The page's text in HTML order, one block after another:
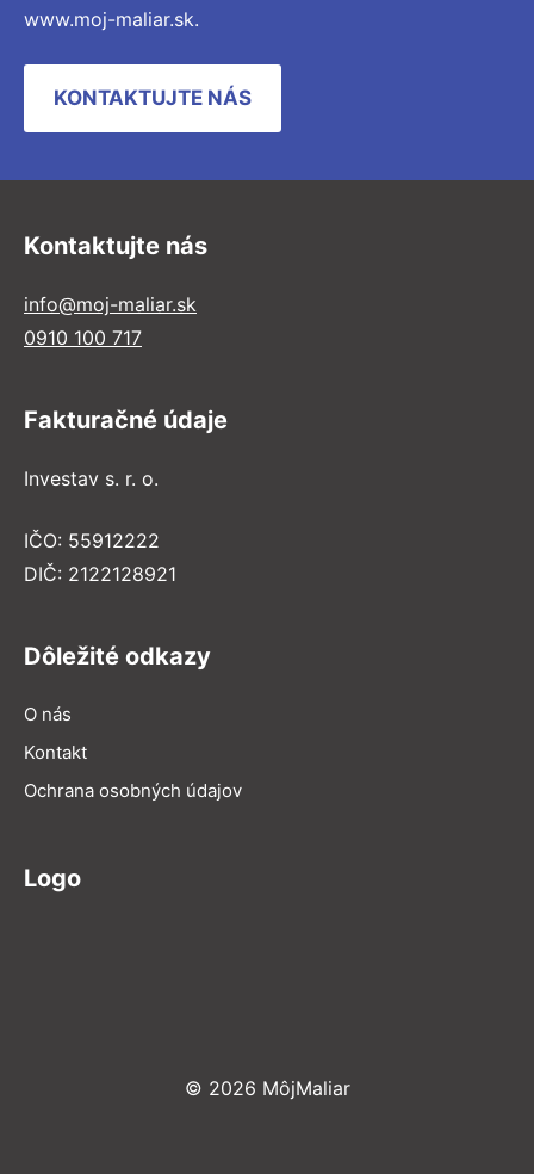
www.moj-maliar.sk.
KONTAKTUJTE NÁS
Kontaktujte nás
info@moj-maliar.sk
0910 100 717
Fakturačné údaje
Investav s. r. o.
IČO: 55912222
DIČ: 2122128921
Dôležité odkazy
O nás
Kontakt
Ochrana osobných údajov
Logo
© 2026 MôjMaliar